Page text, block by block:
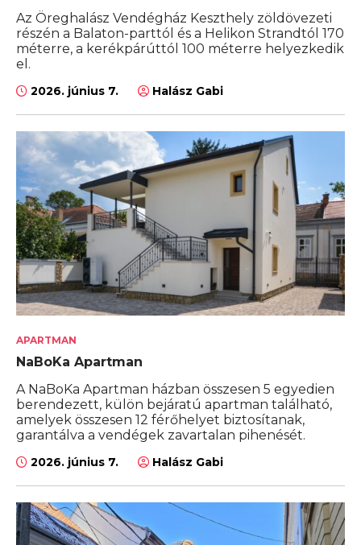
Az Öreghalász Vendégház Keszthely zöldövezeti
részén a Balaton-parttól és a Helikon Strandtól 170
méterre, a kerékpárúttól 100 méterre helyezkedik
el.
2026. június 7. Halász Gabi
APARTMAN
NaBoKa Apartman
A NaBoKa Apartman házban összesen 5 egyedien
berendezett, külön bejáratú apartman található,
amelyek összesen 12 férőhelyet biztosítanak,
garantálva a vendégek zavartalan pihenését.
2026. június 7. Halász Gabi